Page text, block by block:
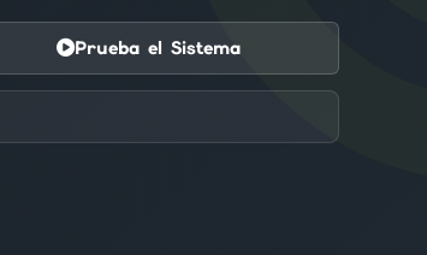
Prueba el Sistema